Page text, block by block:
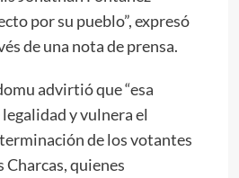
por su pueblo”, expresó
de una nota de prensa.
advirtió que “esa
y vulnera el
de los votantes
Charcas, quienes